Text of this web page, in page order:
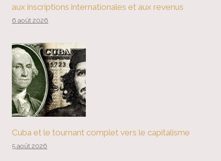
aux inscriptions internationales et aux revenus
6 août 2026
Cuba et le tournant complet vers le capitalisme
5 août 2026